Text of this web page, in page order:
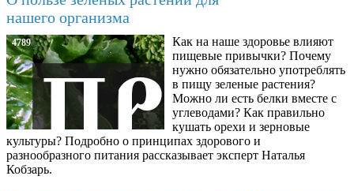
нашего организма
4789
Как на наше здоровье влияют
пищевые привычки? Почему
нужно обязательно употреблять
в пищу зеленые растения?
Можно ли есть белки вместе с
углеводами? Как правильно
кушать орехи и зерновые
культуры? Подробно о принципах здорового и
разнообразного питания рассказывает эксперт Наталья
Кобзарь.